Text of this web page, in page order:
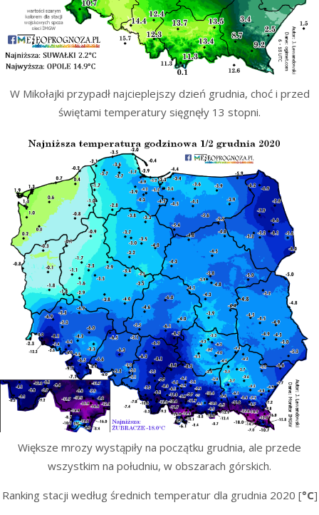
W Mikołajki przypadł najcieplejszy dzień grudnia, choć i przed
świętami temperatury sięgnęły 13 stopni.
Większe mrozy wystąpiły na początku grudnia, ale przede
wszystkim na południu, w obszarach górskich.
Ranking stacji według średnich temperatur dla grudnia 2020 [°C]